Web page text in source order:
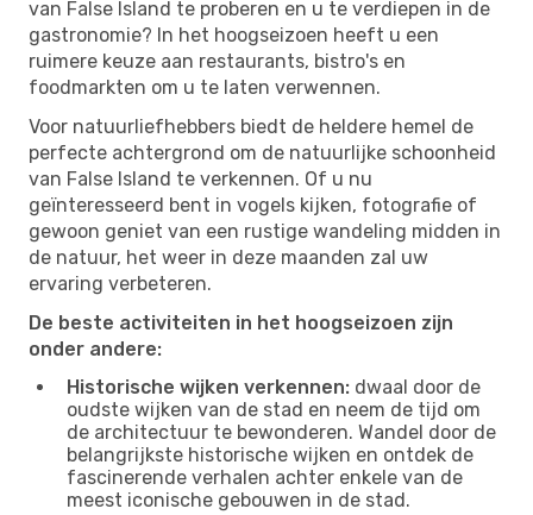
van False Island te proberen en u te verdiepen in de
gastronomie? In het hoogseizoen heeft u een
ruimere keuze aan restaurants, bistro's en
foodmarkten om u te laten verwennen.
Voor natuurliefhebbers biedt de heldere hemel de
perfecte achtergrond om de natuurlijke schoonheid
van False Island te verkennen. Of u nu
geïnteresseerd bent in vogels kijken, fotografie of
gewoon geniet van een rustige wandeling midden in
de natuur, het weer in deze maanden zal uw
ervaring verbeteren.
De beste activiteiten in het hoogseizoen zijn
onder andere:
Historische wijken verkennen: dwaal door de
oudste wijken van de stad en neem de tijd om
de architectuur te bewonderen. Wandel door de
belangrijkste historische wijken en ontdek de
fascinerende verhalen achter enkele van de
meest iconische gebouwen in de stad.